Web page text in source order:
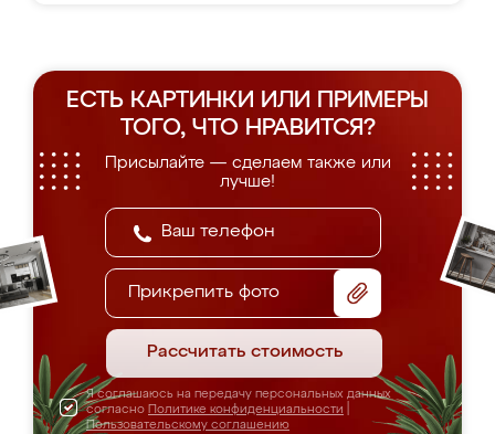
ЕСТЬ КАРТИНКИ ИЛИ ПРИМЕРЫ
ТОГО, ЧТО НРАВИТСЯ?
Присылайте — сделаем также или
лучше!
Прикрепить фото
Рассчитать стоимость
Я соглашаюсь на передачу персональных данных
согласно Политике конфиденциальности
Пользовательскому соглашению